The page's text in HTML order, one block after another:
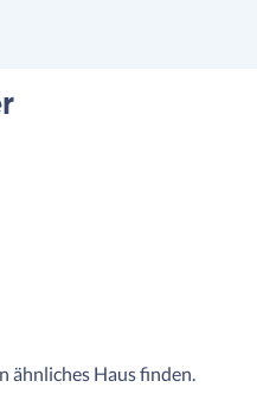
ähnliches Haus finden.